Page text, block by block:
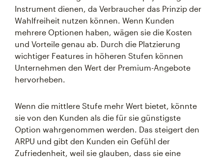
Instrument dienen, da Verbraucher das Prinzip der
Wahlfreiheit nutzen können. Wenn Kunden
mehrere Optionen haben, wägen sie die Kosten
und Vorteile genau ab. Durch die Platzierung
wichtiger Features in höheren Stufen können
Unternehmen den Wert der Premium-Angebote
hervorheben.
Wenn die mittlere Stufe mehr Wert bietet, könnte
sie von den Kunden als die für sie günstigste
Option wahrgenommen werden. Das steigert den
ARPU und gibt den Kunden ein Gefühl der
Zufriedenheit, weil sie glauben, dass sie eine